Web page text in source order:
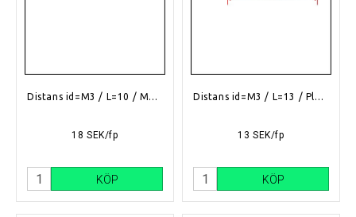
Distans id=M3 / L=10 / Mässing
18 SEK/fp
KÖP
Distans id=M3 / L=13 / Plast
13 SEK/fp
KÖP